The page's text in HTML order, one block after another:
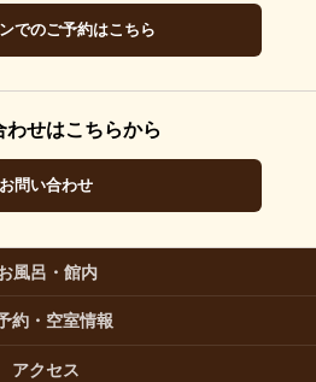
でのご予約はこちら
わせはこちらから
お問い合わせ
風呂・館内
約・空室情報
アクセス